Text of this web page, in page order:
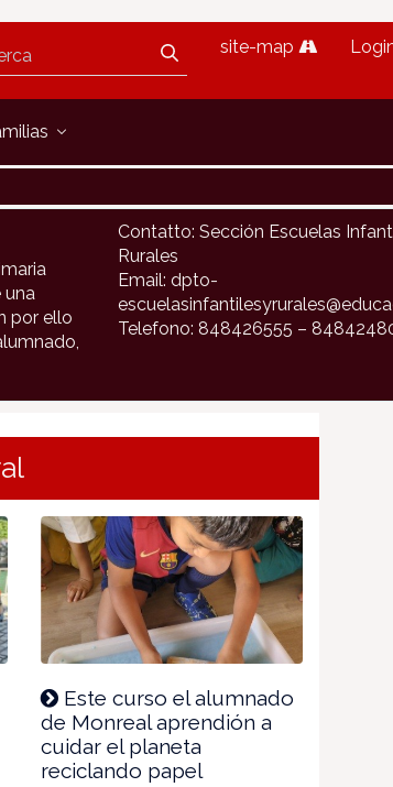
site-map
una
por ello
Contatto: Sección Escuelas
Rurales
Email: dpto-
Telefono: 848426555 –
Este curso el alumnado
de Monreal aprendión a
cuidar el planeta
reciclando papel